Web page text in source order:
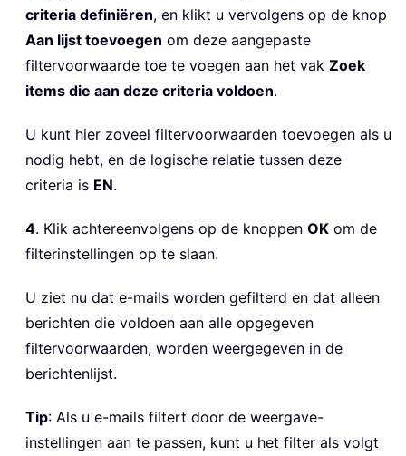
criteria definiëren, en klikt u vervolgens op de knop
Aan lijst toevoegen om deze aangepaste
filtervoorwaarde toe te voegen aan het vak Zoek
items die aan deze criteria voldoen.
U kunt hier zoveel filtervoorwaarden toevoegen als u
nodig hebt, en de logische relatie tussen deze
criteria is EN.
4. Klik achtereenvolgens op de knoppen OK om de
filterinstellingen op te slaan.
U ziet nu dat e-mails worden gefilterd en dat alleen
berichten die voldoen aan alle opgegeven
filtervoorwaarden, worden weergegeven in de
berichtenlijst.
Tip: Als u e-mails filtert door de weergave-
instellingen aan te passen, kunt u het filter als volgt